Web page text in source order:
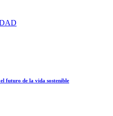
futuro de la vida sostenible